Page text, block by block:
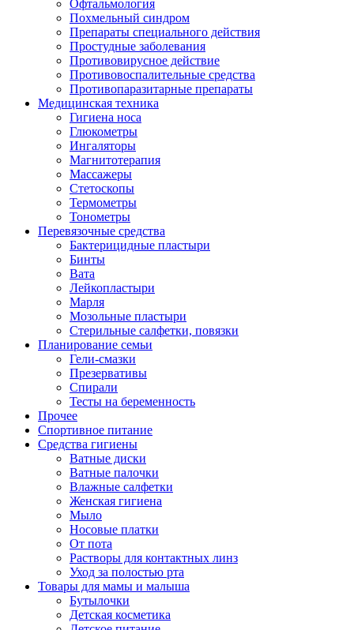
Офтальмология
Похмельный синдром
Препараты специального действия
Простудные заболевания
Противовирусное действие
Противовоспалительные средства
Противопаразитарные препараты
Медицинская техника
Гигиена носа
Глюкометры
Ингаляторы
Магнитотерапия
Массажеры
Стетоскопы
Термометры
Тонометры
Перевязочные средства
Бактерицидные пластыри
Бинты
Вата
Лейкопластыри
Марля
Мозольные пластыри
Стерильные салфетки, повязки
Планирование семьи
Гели-смазки
Презервативы
Спирали
Тесты на беременность
Прочее
Спортивное питание
Средства гигиены
Ватные диски
Ватные палочки
Влажные салфетки
Женская гигиена
Мыло
Носовые платки
От пота
Растворы для контактных линз
Уход за полостью рта
Товары для мамы и малыша
Бутылочки
Детская косметика